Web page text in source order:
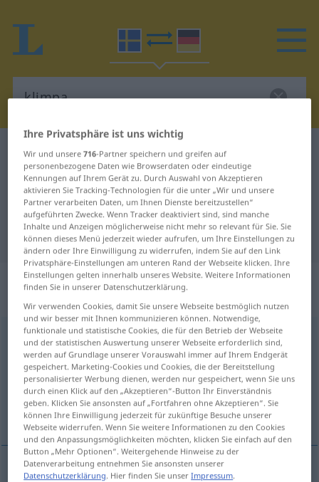
Schwedisch-Deutsch Wörterbuch klimpa
Schwedisch-Deutsch Übersetzung
für "klimpa"
"klimpa" Deutsch Übersetzung
„klimpa“: reflexives Verb,
rückbezügliches Zeitwort
klimpav/r < 1>
Übersicht aller Übersetzungen
(Für mehr Details die Übersetzung anklicken/antippen)
sich klumpen
Beispiele
Ihre Privatsphäre ist uns wichtig
Wir und unsere716-Partner speichern und greifen auf
personenbezogene Daten wie Browserdaten oder eindeutige
Kennungen auf Ihrem Gerät zu. Durch Auswahl von Akzeptieren
aktivieren Sie Tracking-Technologien für die unter „Wir und unsere
Partner verarbeiten Daten, um Ihnen Dienste bereitzustellen“
aufgeführten Zwecke. Wenn Tracker deaktiviert sind, sind manche
Inhalte und Anzeigen möglicherweise nicht mehr so relevant für Sie. Sie
können dieses Menü jederzeit wieder aufrufen, um Ihre Einstellungen zu
ändern oder Ihre Einwilligung zu widerrufen, indem Sie auf den Link
Privatsphäre-Einstellungen am unteren Rand der Webseite klicken. Ihre
Einstellungen gelten innerhalb unseres Website. Weitere Informationen
finden Sie in unserer Datenschutzerklärung.
Wir verwenden Cookies, damit Sie unsere Webseite bestmöglich nutzen
und wir besser mit Ihnen kommunizieren können. Notwendige,
funktionale und statistische Cookies, die für den Betrieb der Webseite
und der statistischen Auswertung unserer Webseite erforderlich sind,
werden auf Grundlage unserer Vorauswahl immer auf Ihrem Endgerät
gespeichert. Marketing-Cookies und Cookies, die der Bereitstellung
personalisierter Werbung dienen, werden nur gespeichert, wenn Sie uns
durch einen Klick auf den „Akzeptieren“-Button Ihr Einverständnis
geben. Klicken Sie ansonsten auf „Fortfahren ohne Akzeptieren“. Sie
können Ihre Einwilligung jederzeit für zukünftige Besuche unserer
Webseite widerrufen. Wenn Sie weitere Informationen zu den Cookies
und den Anpassungsmöglichkeiten möchten, klicken Sie einfach auf den
Button „Mehr Optionen“. Weitergehende Hinweise zu der
Datenverarbeitung entnehmen Sie ansonsten unserer
Datenschutzerklärung. Hier finden Sie unserImpressum.